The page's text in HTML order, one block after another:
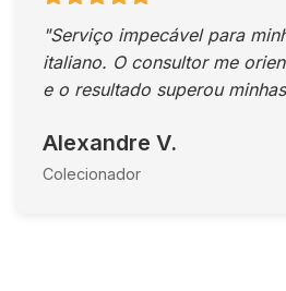
"Serviço impecável para
italiano. O consultor me
e o resultado superou
Alexandre V.
Colecionador